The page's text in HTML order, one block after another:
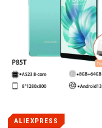
ALIEXPRESS